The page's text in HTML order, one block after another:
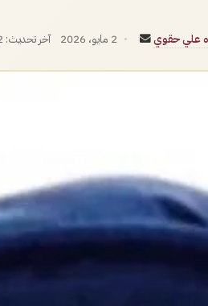
علي حقوي
أرسل
إلكترونيا
2 مايو، 2026 آخر تحديث: 2 مايو، 2026